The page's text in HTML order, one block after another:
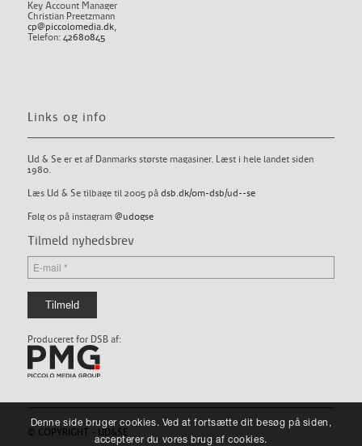
Key Account Manager
Christian Preetzmann
cp@piccolomedia.dk,
Telefon: 42680845
Links og info
Ud & Se er et af Danmarks største magasiner. Læst i hele landet siden
1980.
Læs Ud & Se tilbage til 2005 på dsb.dk/om-dsb/ud--se
Følg os på instagram @udogse
Tilmeld nyhedsbrev
Produceret for DSB af:
© COPYRIGHT - UD&SE
Denne side bruger cookies. Ved at fortsætte dit besøg på siden,
accepterer du vores brug af cookies.